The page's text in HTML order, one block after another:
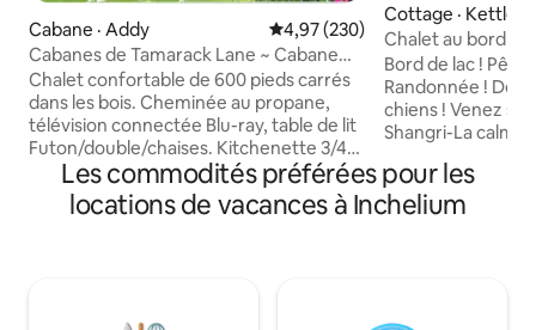
Cabane · Addy Note moyenne de 4,97 sur 5,
4,97 (230)
Cabanes de Tamarack Lane ~ Cabane
Bowe
Chalet confortable de 600 pieds carrés
dans les bois. Cheminée au propane,
télévision connectée Blu-ray, table de lit
Futon/double/chaises. Kitchenette 3/4
salle de bain (douche), télévision 40"Blu-
ray et films. À l'étage : lit King Size et lit
double, TV. Internet Starlink avec
Cottage · Kettle
Chalet au bord
baignade depuis
Bord de lac !
Randonnée !
chiens ! Venez
Shangri-La calme
truites. Vous
avec utilisation
à pêche. Nous
Les commodités préférées pour les
locations de vacances à Inchelium